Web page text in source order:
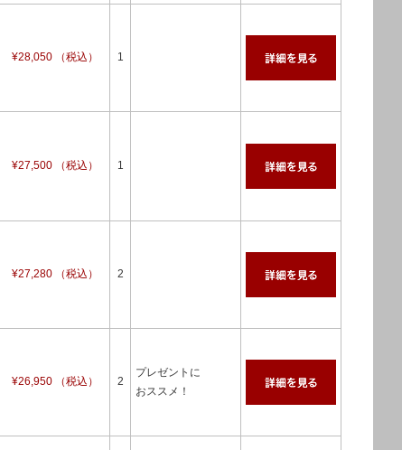
¥28,050 （税込） 1
¥27,500 （税込） 1
¥27,280 （税込） 2
¥26,950 （税込） 2
プレゼントに
おススメ！